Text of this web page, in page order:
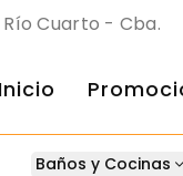
Cuarto - Cba.
Inicio
Baños y Cocinas